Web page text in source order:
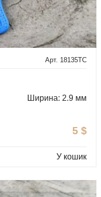
Арт. 18135TC
Ширина: 2.9 мм
5 $
У кошик